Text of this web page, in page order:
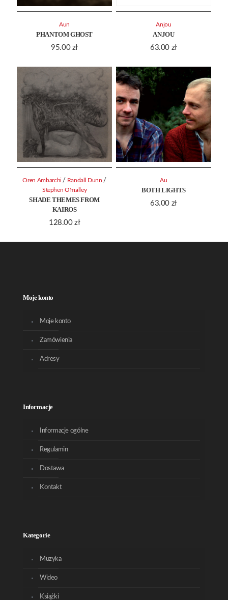
PHANTOM GHOST
95.00 zł
Aun
ANJOU
63.00 zł
Anjou
SHADE THEMES FROM
KAIROS
128.00 zł
Oren Ambarchi / Randall Dunn /
Stephen O'malley
BOTH LIGHTS
63.00 zł
Au
Moje konto
Moje konto
Zamówienia
Adresy
Informacje
Informacje ogólne
Regulamin
Dostawa
Kontakt
Kategorie
Muzyka
Wideo
Książki